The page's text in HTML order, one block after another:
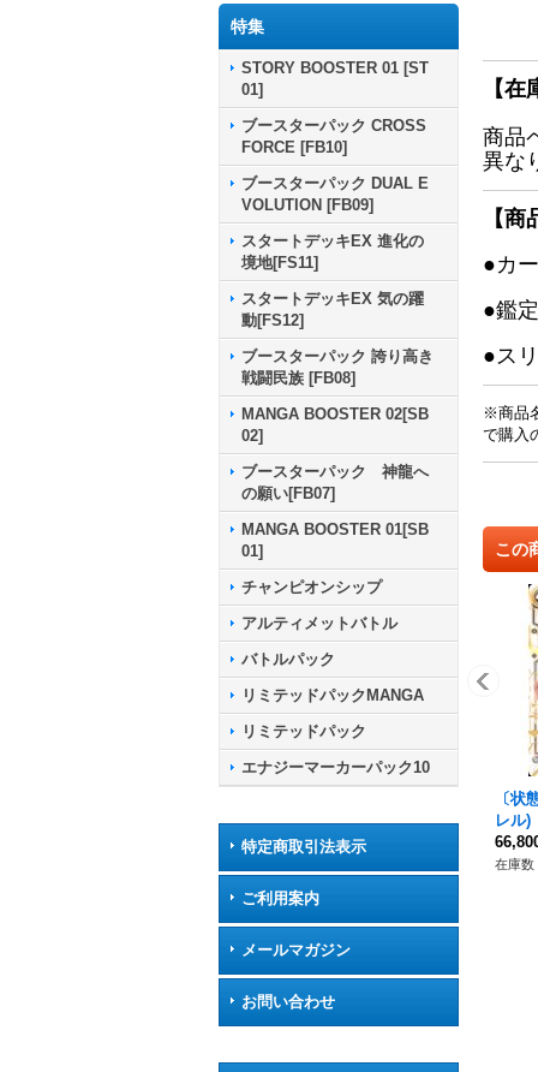
特集
STORY BOOSTER 01 [ST
01]
ブースターパック CROSS
FORCE [FB10]
ブースターパック DUAL E
VOLUTION [FB09]
スタートデッキEX 進化の
境地[FS11]
スタートデッキEX 気の躍
動[FS12]
ブースターパック 誇り高き
戦闘民族 [FB08]
MANGA BOOSTER 02[SB
02]
ブースターパック 神龍へ
の願い[FB07]
MANGA BOOSTER 01[SB
01]
チャンピオンシップ
アルティメットバトル
バトルパック
リミテッドパックMANGA
リミテッドパック
エナジーマーカーパック10
特定商取引法表示
ご利用案内
メールマガジン
お問い合わせ
【
商品
異な
【
●カ
●鑑
●ス
※商品
で購入
この
〔状
レル
0}
在庫数